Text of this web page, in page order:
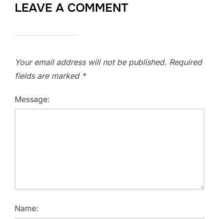
LEAVE A COMMENT
Your email address will not be published. Required
fields are marked *
Message:
Name: